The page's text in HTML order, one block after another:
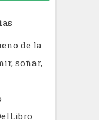
de la
soñar,